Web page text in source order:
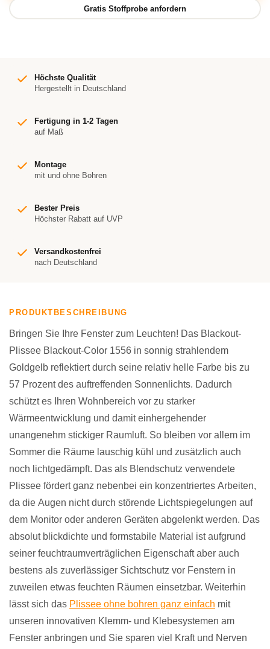
Höchste Qualität
Hergestellt in Deutschland
Fertigung in 1-2 Tagen
auf Maß
Montage
mit und ohne Bohren
Bester Preis
Höchster Rabatt auf UVP
Versandkostenfrei
nach Deutschland
PRODUKTBESCHREIBUNG
Bringen Sie Ihre Fenster zum Leuchten! Das Blackout-
Plissee Blackout-Color 1556 in sonnig strahlendem
Goldgelb reflektiert durch seine relativ helle Farbe bis zu
57 Prozent des auftreffenden Sonnenlichts. Dadurch
schützt es Ihren Wohnbereich vor zu starker
Wärmeentwicklung und damit einhergehender
unangenehm stickiger Raumluft. So bleiben vor allem im
Sommer die Räume lauschig kühl und zusätzlich auch
noch lichtgedämpft. Das als Blendschutz verwendete
Plissee fördert ganz nebenbei ein konzentriertes Arbeiten,
da die Augen nicht durch störende Lichtspiegelungen auf
dem Monitor oder anderen Geräten abgelenkt werden. Das
absolut blickdichte und formstabile Material ist aufgrund
seiner feuchtraumverträglichen Eigenschaft aber auch
bestens als zuverlässiger Sichtschutz vor Fenstern in
zuweilen etwas feuchten Räumen einsetzbar. Weiterhin
lässt sich das Plissee ohne bohren ganz einfach mit
unseren innovativen Klemm- und Klebesystemen am
Fenster anbringen und Sie sparen viel Kraft und Nerven